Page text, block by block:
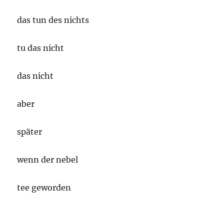
das tun des nichts
tu das nicht
das nicht
aber
später
wenn der nebel
tee geworden